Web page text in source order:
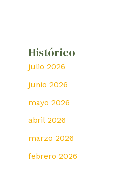
Histórico
julio 2026
junio 2026
mayo 2026
abril 2026
marzo 2026
febrero 2026